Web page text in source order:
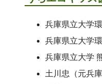
兵庫県立大学
兵庫県立大学
兵庫県立大学
土川忠（元兵